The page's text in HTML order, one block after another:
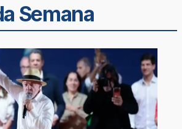
Semana